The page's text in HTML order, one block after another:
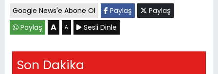
Google News'e Abone Ol Paylaş
Paylaş
Paylaş
A A Sesli Dinle
Son Dakika